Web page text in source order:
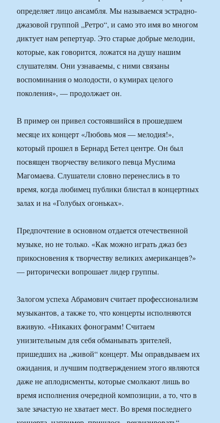
определяет лицо ансамбля. Мы называемся эстрадно-
джазовой группой „Ретро“, и само это имя во многом
диктует нам репертуар. Это старые добрые мелодии,
которые, как говорится, ложатся на душу нашим
слушателям. Они узнаваемы, с ними связаны
воспоминания о молодости, о кумирах целого
поколения», — продолжает он.
В пример он привел состоявшийся в прошедшем
месяце их концерт «Любовь моя — мелодия!»,
который прошел в Бернард Бетел центре. Он был
посвящен творчеству великого певца Муслима
Магомаева. Слушатели словно перенеслись в то
время, когда любимец публики блистал в концертных
залах и на «Голубых огоньках».
Предпочтение в основном отдается отечественной
музыке, но не только. «Как можно играть джаз без
прикосновения к творчеству великих американцев?»
— риторически вопрошает лидер группы.
Залогом успеха Абрамович считает профессионализм
музыкантов, а также то, что концерты исполняются
вживую. «Никаких фонограмм! Считаем
унизительным для себя обманывать зрителей,
пришедших на „живой“ концерт. Мы оправдываем их
ожидания, и лучшим подтверждением этого являются
даже не аплодисменты, которые смолкают лишь во
время исполнения очередной композиции, а то, что в
зале зачастую не хватает мест. Во время последнего